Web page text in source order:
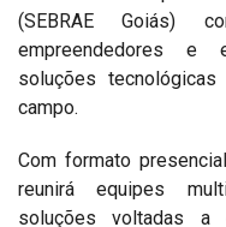
(SEBRAE Goiás)
empreendedores e
soluções
campo.
Com formato
reunirá equipes
soluções voltadas a